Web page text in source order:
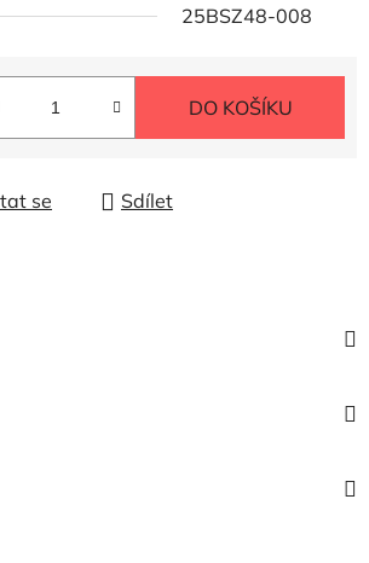
25BSZ48-008
DO KOŠÍKU
se Sdílet